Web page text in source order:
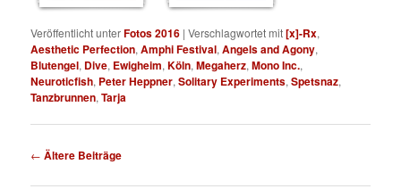
Veröffentlicht unterFotos 2016 |Verschlagwortet mit[x]-Rx,
Aesthetic Perfection,Amphi Festival,Angels and Agony,
Blutengel, Dive, Ewigheim,Köln,Megaherz,Mono Inc.,
Neuroticfish, Peter Heppner,Solitary Experiments,Spetsnaz,
Tanzbrunnen,Tarja
Beitragsnavigation
← Ältere Beiträge